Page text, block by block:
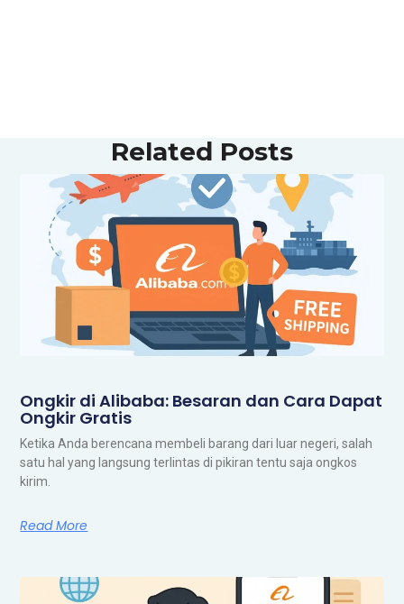
Related Posts
Ongkir di Alibaba: Besaran dan Cara Dapat
Ongkir Gratis
Ketika Anda berencana membeli barang dari luar negeri, salah
satu hal yang langsung terlintas di pikiran tentu saja ongkos
kirim.
Read More